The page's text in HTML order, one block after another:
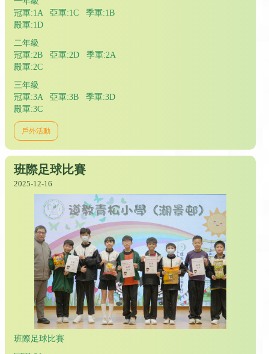
冠軍:1A 亞軍:1C 季軍:1B
殿軍:1D
二年級
冠軍:2B 亞軍:2D 季軍:2A
殿軍:2C
三年級
冠軍:3A 亞軍:3B 季軍:3D
殿軍:3C
戶外活動
班際足球比賽
2025-12-16
班際足球比賽